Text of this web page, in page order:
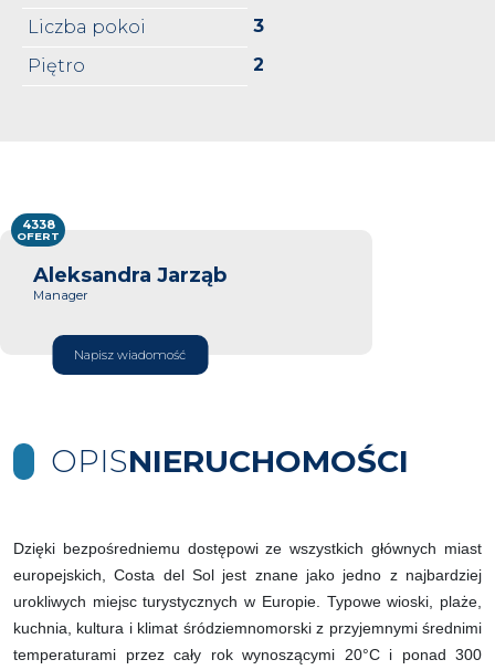
Liczba pokoi
3
Piętro
2
Aleksandra Jarząb
Manager
Napisz wiadomość
4338
OFERT
OPISNIERUCHOMOŚCI
Dzięki bezpośredniemu dostępowi ze wszystkich głównych miast
europejskich, Costa del Sol jest znane jako jedno z najbardziej
urokliwych miejsc turystycznych w Europie. Typowe wioski, plaże,
kuchnia, kultura i klimat śródziemnomorski z przyjemnymi średnimi
temperaturami przez cały rok wynoszącymi 20°C i ponad 300